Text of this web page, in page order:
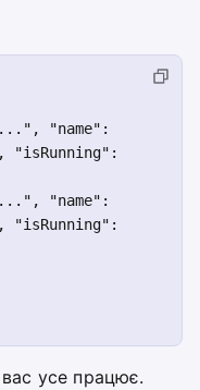
усе працює.